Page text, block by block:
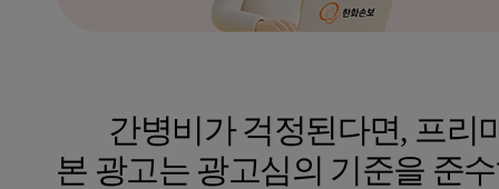
간병비가 걱정된다면, 프리
본 광고는 광고심의 기준을 준